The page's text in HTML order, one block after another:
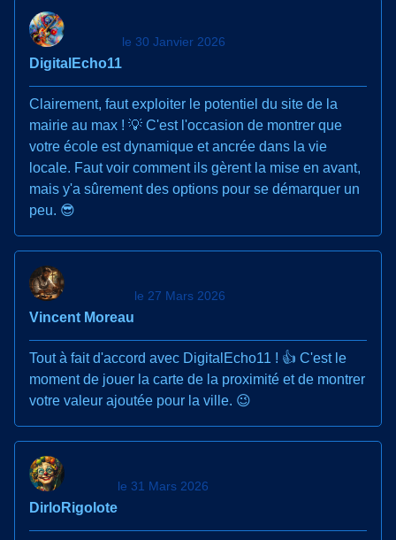
DigitalEcho11
le 30 Janvier 2026
Clairement, faut exploiter le potentiel du site de la
mairie au max ! 💡 C'est l'occasion de montrer que
votre école est dynamique et ancrée dans la vie
locale. Faut voir comment ils gèrent la mise en avant,
mais y'a sûrement des options pour se démarquer un
peu. 😎
Vincent Moreau
le 27 Mars 2026
Tout à fait d'accord avec DigitalEcho11 ! 👍 C'est le
moment de jouer la carte de la proximité et de montrer
votre valeur ajoutée pour la ville. 😉
DirloRigolote
le 31 Mars 2026